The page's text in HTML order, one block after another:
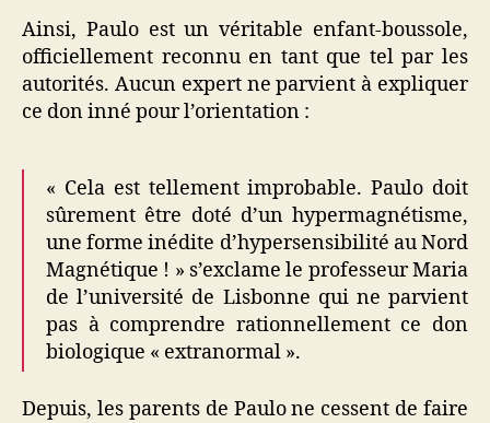
Ainsi, Paulo est un véritable enfant-boussole,
officiellement reconnu en tant que tel par les
autorités. Aucun expert ne parvient à expliquer
ce don inné pour l’orientation :
« Cela est tellement improbable. Paulo doit
sûrement être doté d’un hypermagnétisme,
une forme inédite d’hypersensibilité au Nord
Magnétique ! » s’exclame le professeur Maria
de l’université de Lisbonne qui ne parvient
pas à comprendre rationnellement ce don
biologique « extranormal ».
Depuis, les parents de Paulo ne cessent de faire